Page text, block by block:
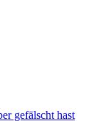
gefälscht hast